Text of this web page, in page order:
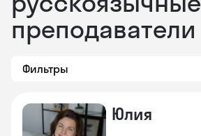
преподаватели
Фильтры
Юлия